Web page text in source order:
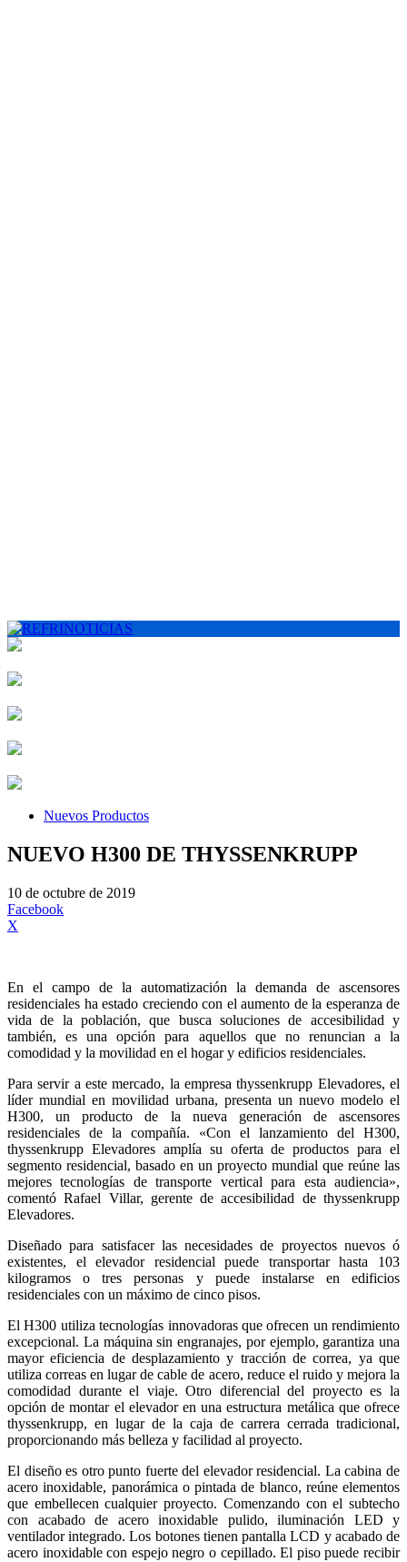
Nuevos Productos
NUEVO H300 DE THYSSENKRUPP
10 de octubre de 2019
Facebook
X
En el campo de la automatización la demanda de ascensores
residenciales ha estado creciendo con el aumento de la esperanza de
vida de la población, que busca soluciones de accesibilidad y
también, es una opción para aquellos que no renuncian a la
comodidad y la movilidad en el hogar y edificios residenciales.
Para servir a este mercado, la empresa thyssenkrupp Elevadores, el
líder mundial en movilidad urbana, presenta un nuevo modelo el
H300, un producto de la nueva generación de ascensores
residenciales de la compañía. «Con el lanzamiento del H300,
thyssenkrupp Elevadores amplía su oferta de productos para el
segmento residencial, basado en un proyecto mundial que reúne las
mejores tecnologías de transporte vertical para esta audiencia»,
comentó Rafael Villar, gerente de accesibilidad de thyssenkrupp
Elevadores.
Diseñado para satisfacer las necesidades de proyectos nuevos ó
existentes, el elevador residencial puede transportar hasta 103
kilogramos o tres personas y puede instalarse en edificios
residenciales con un máximo de cinco pisos.
El H300 utiliza tecnologías innovadoras que ofrecen un rendimiento
excepcional. La máquina sin engranajes, por ejemplo, garantiza una
mayor eficiencia de desplazamiento y tracción de correa, ya que
utiliza correas en lugar de cable de acero, reduce el ruido y mejora la
comodidad durante el viaje. Otro diferencial del proyecto es la
opción de montar el elevador en una estructura metálica que ofrece
thyssenkrupp, en lugar de la caja de carrera cerrada tradicional,
proporcionando más belleza y facilidad al proyecto.
El diseño es otro punto fuerte del elevador residencial. La cabina de
acero inoxidable, panorámica o pintada de blanco, reúne elementos
que embellecen cualquier proyecto. Comenzando con el subtecho
con acabado de acero inoxidable pulido, iluminación LED y
ventilador integrado. Los botones tienen pantalla LCD y acabado de
acero inoxidable con espejo negro o cepillado. El piso puede recibir